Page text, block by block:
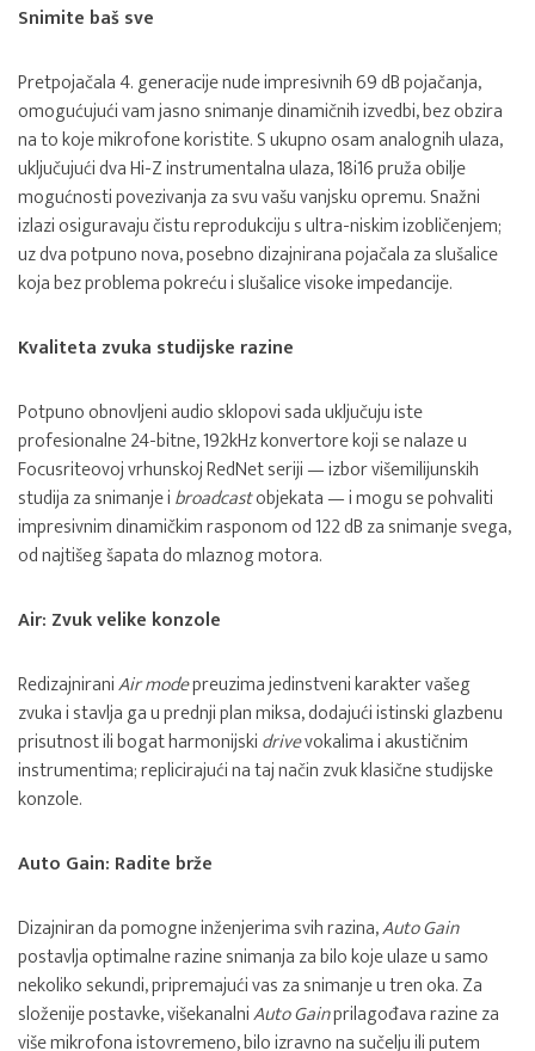
Snimite baš sve
Pretpojačala 4. generacije nude impresivnih 69 dB pojačanja,
omogućujući vam jasno snimanje dinamičnih izvedbi, bez obzira
na to koje mikrofone koristite. S ukupno osam analognih ulaza,
uključujući dva Hi-Z instrumentalna ulaza, 18i16 pruža obilje
mogućnosti povezivanja za svu vašu vanjsku opremu. Snažni
izlazi osiguravaju čistu reprodukciju s ultra-niskim izobličenjem;
uz dva potpuno nova, posebno dizajnirana pojačala za slušalice
koja bez problema pokreću i slušalice visoke impedancije.
Kvaliteta zvuka studijske razine
Potpuno obnovljeni audio sklopovi sada uključuju iste
profesionalne 24-bitne, 192kHz konvertore koji se nalaze u
Focusriteovoj vrhunskoj RedNet seriji — izbor višemilijunskih
studija za snimanje ibroadcastobjekata — i mogu se pohvaliti
impresivnim dinamičkim rasponom od 122 dB za snimanje svega,
od najtišeg šapata do mlaznog motora.
Air: Zvuk velike konzole
RedizajniraniAir modepreuzima jedinstveni karakter vašeg
zvuka i stavlja ga u prednji plan miksa, dodajući istinski glazbenu
prisutnost ili bogat harmonijskidrivevokalima i akustičnim
instrumentima; replicirajući na taj način zvuk klasične studijske
konzole.
Auto Gain: Radite brže
Dizajniran da pomogne inženjerima svih razina,Auto Gain
postavlja optimalne razine snimanja za bilo koje ulaze u samo
nekoliko sekundi, pripremajući vas za snimanje u tren oka. Za
složenije postavke, višekanalniAuto Gainprilagođava razine za
više mikrofona istovremeno, bilo izravno na sučelju ili putem